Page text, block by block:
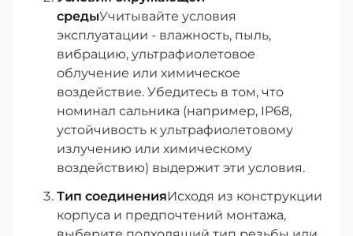
средыУчитывайте условия
эксплуатации - влажность, пыль,
вибрацию, ультрафиолетовое
облучение или химическое
воздействие. Убедитесь в том, что
номинал сальника (например, IP68,
устойчивость к ультрафиолетовому
излучению или химическому
воздействию) выдержит эти условия.
Тип соединенияИсходя из конструкции
корпуса и предпочтений монтажа,